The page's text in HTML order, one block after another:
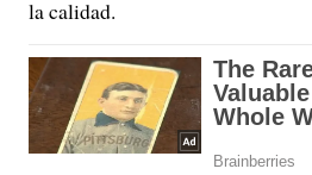
la calidad.